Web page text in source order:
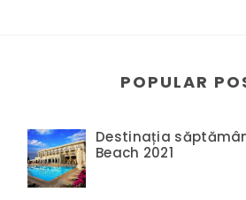
POPULAR
Destinația
Beach 2021